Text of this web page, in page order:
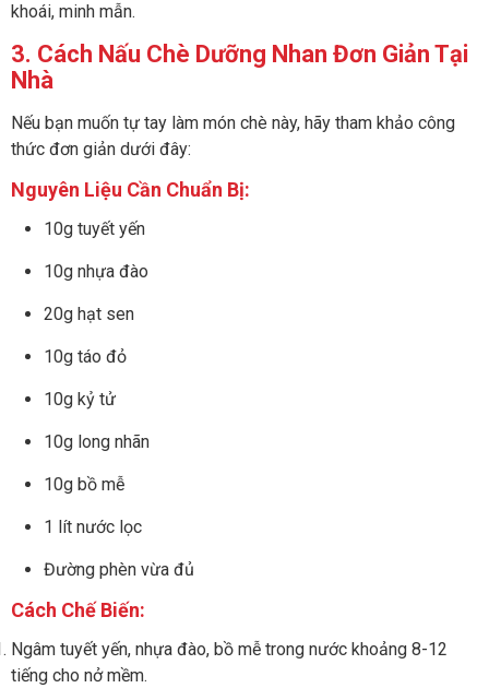
khoái, minh mẫn.
3. Cách Nấu Chè Dưỡng Nhan Đơn Giản Tại
Nhà
Nếu bạn muốn tự tay làm món chè này, hãy tham khảo công
thức đơn giản dưới đây:
Nguyên Liệu Cần Chuẩn Bị:
10g tuyết yến
10g nhựa đào
20g hạt sen
10g táo đỏ
10g kỷ tử
10g long nhãn
10g bồ mễ
1 lít nước lọc
Đường phèn vừa đủ
Cách Chế Biến:
Ngâm tuyết yến, nhựa đào, bồ mễ trong nước khoảng 8-12
tiếng cho nở mềm.